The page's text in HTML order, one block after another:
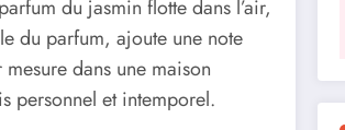
du jasmin flotte dans l’air,
du parfum, ajoute une note
dans une maison
personnel et intemporel.